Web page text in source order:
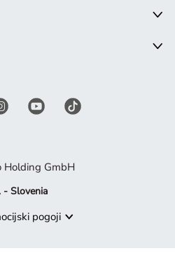
Holding GmbH
- Slovenia
pogoji